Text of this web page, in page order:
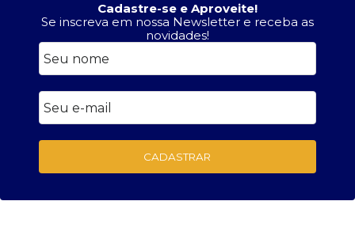
Cadastre-se e Aproveite!
Se inscreva em nossa Newsletter e receba as
novidades!
CADASTRAR